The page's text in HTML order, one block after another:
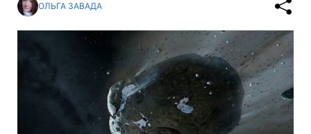
ОЛЬГА ЗАВАДА